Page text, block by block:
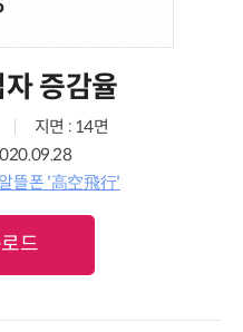
증감율
지면 : 14면
뜰폰 '高空飛行'
드